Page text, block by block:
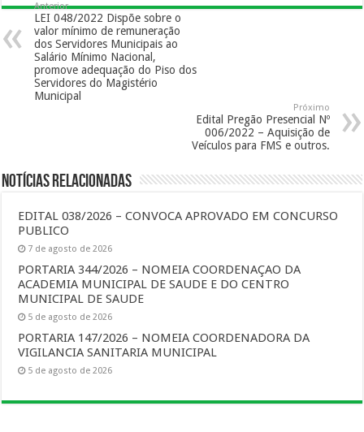
Anterior
LEI 048/2022 Dispõe sobre o
valor mínimo de remuneração
dos Servidores Municipais ao
Salário Mínimo Nacional,
promove adequação do Piso dos
Servidores do Magistério
Municipal
Próximo
Edital Pregão Presencial Nº
006/2022 – Aquisição de
Veículos para FMS e outros.
Notícias Relacionadas
EDITAL 038/2026 – CONVOCA APROVADO EM CONCURSO
PUBLICO
7 de agosto de 2026
PORTARIA 344/2026 – NOMEIA COORDENAÇAO DA
ACADEMIA MUNICIPAL DE SAUDE E DO CENTRO
MUNICIPAL DE SAUDE
5 de agosto de 2026
PORTARIA 147/2026 – NOMEIA COORDENADORA DA
VIGILANCIA SANITARIA MUNICIPAL
5 de agosto de 2026